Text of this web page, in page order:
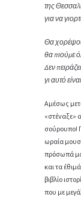
της
για να
Θα
θα πιούμε
Δεν
γι αυτό
Αμέσως
«στέναξε»
σούρουπο!
ωραία
πρόσωπά
και τα
βιβλίο
που με